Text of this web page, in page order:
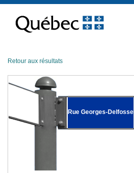
contenu
Retour aux résultats
Rue Georges-Delfosse